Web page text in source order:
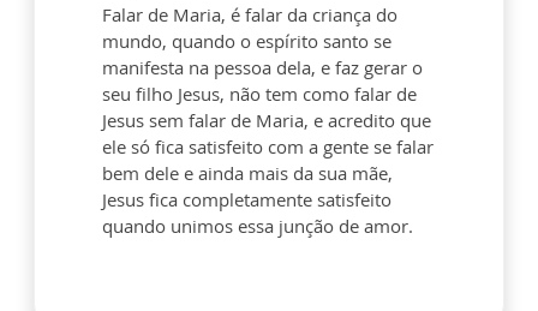
Falar de Maria, é falar da criança do
mundo, quando o espírito santo se
manifesta na pessoa dela, e faz gerar o
seu filho Jesus, não tem como falar de
Jesus sem falar de Maria, e acredito que
ele só fica satisfeito com a gente se falar
bem dele e ainda mais da sua mãe,
Jesus fica completamente satisfeito
quando unimos essa junção de amor.